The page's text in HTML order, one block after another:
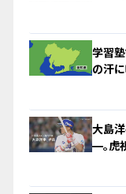
を踏
学習
の汗
消防
大島
―。虎
ェン